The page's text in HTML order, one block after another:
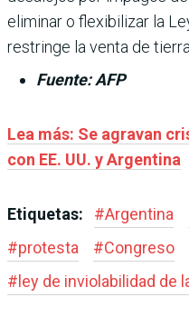
eliminar o flexibilizar la
restringe la venta de
Fuente: AFP
Lea más: Se agravan
con EE. UU. y Argentina
Etiquetas: #Argentina
#protesta #Congreso
#ley de inviolabilidad de